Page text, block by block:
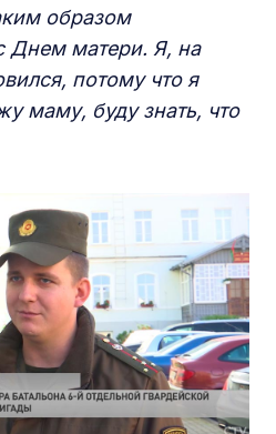
образом
Днем матери. Я, на
потому что я
маму, буду знать, что